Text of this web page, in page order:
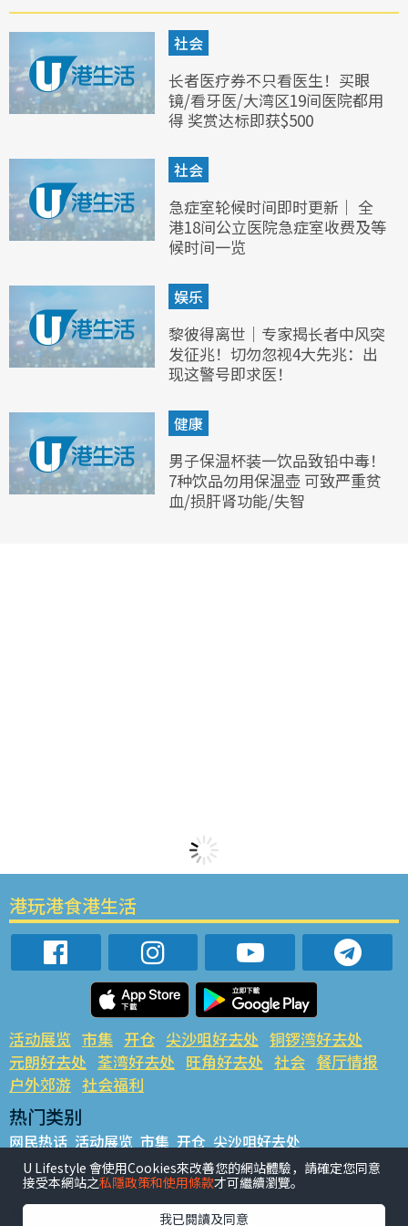
社会
长者医疗券不只看医生！买眼
镜/看牙医/大湾区19间医院都用
得 奖赏达标即获$500
社会
急症室轮候时间即时更新｜ 全
港18间公立医院急症室收费及等
候时间一览
娱乐
黎彼得离世｜专家揭长者中风突
发征兆！切勿忽视4大先兆：出
现这警号即求医！
健康
男子保温杯装一饮品致铅中毒！
7种饮品勿用保温壶 可致严重贫
血/损肝肾功能/失智
港玩港食港生活
活动展览 市集 开仓 尖沙咀好去处 铜锣湾好去处
元朗好去处 荃湾好去处 旺角好去处 社会 餐厅情报
户外郊游 社会福利
热门类别
网民热话 活动展览 市集 开仓 尖沙咀好去处
铜锣湾好去处 元朗好去处 荃湾好去处 旺角好去处 社会
餐厅情报 户外郊游
热门标签
U Lifestyle 會使用Cookies來改善您的網站體驗，請確定您同意
接受本網站之私隱政策和使用條款才可繼續瀏覽。
我已閱讀及同意